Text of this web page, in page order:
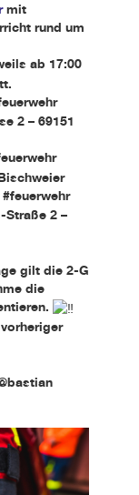
mit
rund um
ab 17:00
2 – 69151
Straße 2 –
gilt die 2-G
die